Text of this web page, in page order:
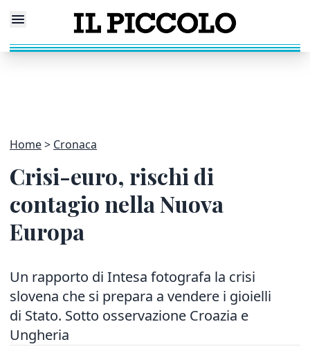
Home Cronaca
Crisi-euro, rischi di
contagio nella Nuova
Europa
Un rapporto di Intesa fotografa la crisi
slovena che si prepara a vendere i gioielli
di Stato. Sotto osservazione Croazia e
Ungheria